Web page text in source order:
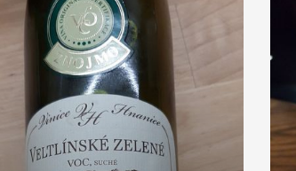
Etna Rosso
Skin Contact